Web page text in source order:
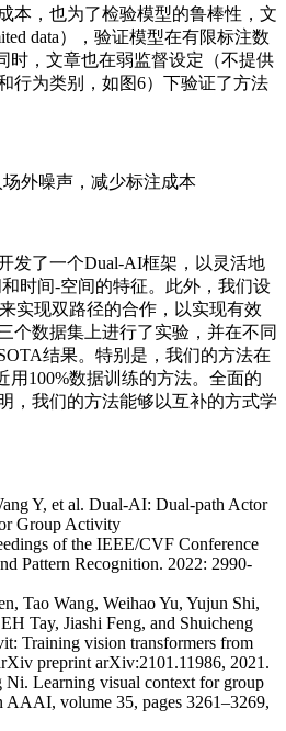
本，也为了检验模型的鲁棒性，文
data），验证模型在有限标注数
时，文章也在弱监督设定（不提供
行为类别，如图6）下验证了方法
外噪声，减少标注成本
发了一个Dual-AI框架，以灵活地
时间-空间的特征。此外，我们设
实现双路径的合作，以实现有效
个数据集上进行了实验，并在不同
结果。特别是，我们的方法在
用100%数据训练的方法。全面的
，我们的方法能够以互补的方式学
Y, et al. Dual-AI: Dual-path Actor
Group Activity
of the IEEE/CVF Conference
Pattern Recognition. 2022: 2990-
Tao Wang, Weihao Yu, Yujun Shi,
Tay, Jiashi Feng, and Shuicheng
Training vision transformers from
preprint arXiv:2101.11986, 2021.
Ni. Learning visual context for group
AAAI, volume 35, pages 3261–3269,